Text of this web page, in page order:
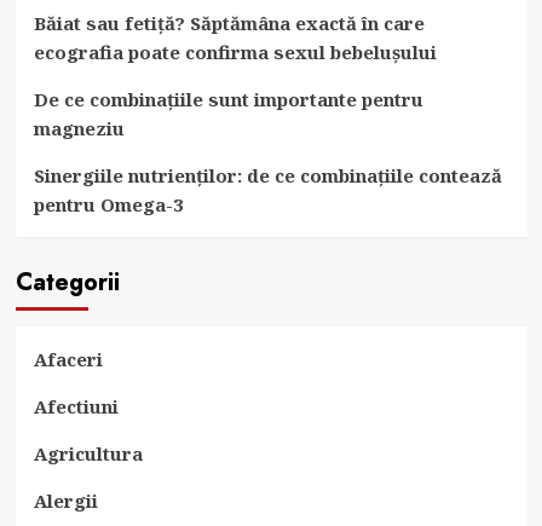
Băiat sau fetiță? Săptămâna exactă în care
ecografia poate confirma sexul bebelușului
De ce combinațiile sunt importante pentru
magneziu
Sinergiile nutrienților: de ce combinațiile contează
pentru Omega-3
Categorii
Afaceri
Afectiuni
Agricultura
Alergii